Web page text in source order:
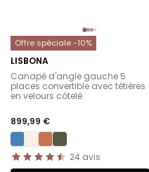
Offre spéciale -10%
LISBONA
-
Canapé d'angle gauche 5
places convertible avec têtières
en velours côtelé
899,99 €
24 avis